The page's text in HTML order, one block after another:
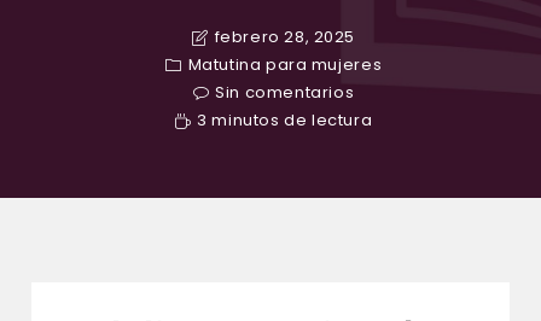
febrero 28, 2025
Matutina para mujeres
Sin comentarios
3 minutos de lectura